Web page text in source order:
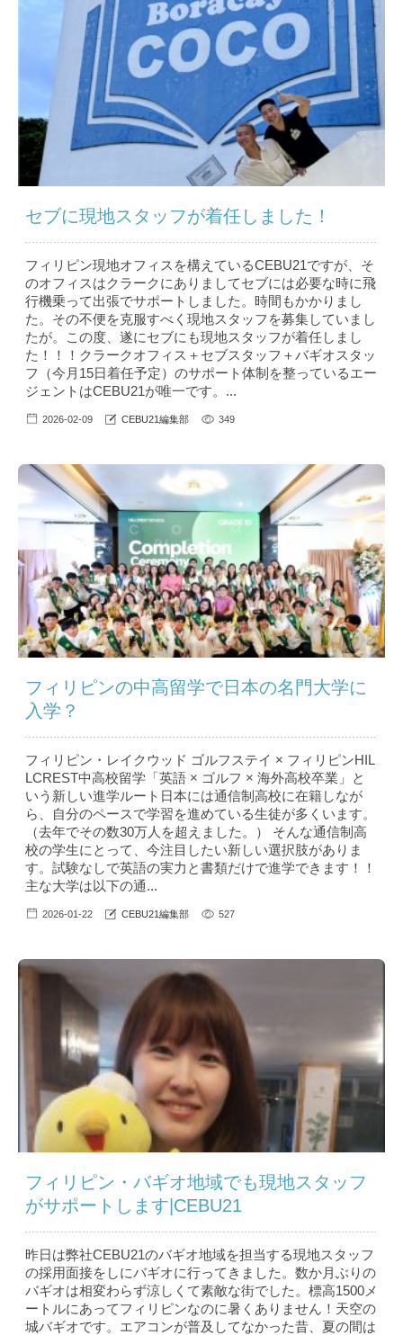
セブに現地スタッフが着任しました！
フィリピン現地オフィスを構えているCEBU21ですが、そ
のオフィスはクラークにありましてセブには必要な時に飛
行機乗って出張でサポートしました。時間もかかりまし
た。その不便を克服すべく現地スタッフを募集していまし
たが。この度、遂にセブにも現地スタッフが着任しまし
た！！！クラークオフィス＋セブスタッフ＋バギオスタッ
フ（今月15日着任予定）のサポート体制を整っているエー
ジェントはCEBU21が唯一です。...
2026-02-09 CEBU21編集部 349
フィリピンの中高留学で日本の名門大学に
入学？
フィリピン・レイクウッド ゴルフステイ × フィリピンHIL
LCREST中高校留学「英語 × ゴルフ × 海外高校卒業」と
いう新しい進学ルート日本には通信制高校に在籍しなが
ら、自分のペースで学習を進めている生徒が多くいます。
（去年でその数30万人を超えました。） そんな通信制高
校の学生にとって、今注目したい新しい選択肢がありま
す。試験なしで英語の実力と書類だけで進学できます！！
主な大学は以下の通...
2026-01-22 CEBU21編集部 527
フィリピン・バギオ地域でも現地スタッフ
がサポートします|CEBU21
昨日は弊社CEBU21のバギオ地域を担当する現地スタッフ
の採用面接をしにバギオに行ってきました。数か月ぶりの
バギオは相変わらず涼しくて素敵な街でした。標高1500メ
ートルにあってフィリピンなのに暑くありません！天空の
城バギオです。エアコンが普及してなかった昔、夏の間は